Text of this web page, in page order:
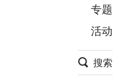
项目推荐
安徽
专题
活动
搜索